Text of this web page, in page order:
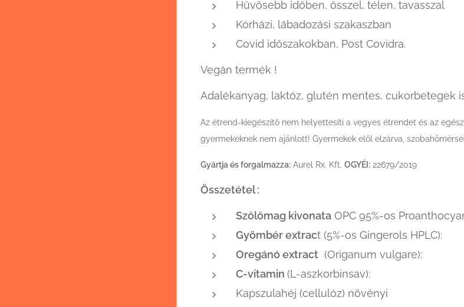
Hűvösebb időben, ősszel, télen, tavasszal
Kórházi, lábadozási szakaszban
Covid időszakokban, Post Covidra.
Vegán termék !
Adalékanyag, laktóz, glutén mentes, cukorbetegek
Az étrend-kiegészítő nem helyettesíti a vegyes étrendet és az
gyermekeknek nem ajánlott! Gyermekek elől elzárva,
Gyártja és forgalmazza: Aurel Rx. Kft. OGYÉI: 22679/2019
Összetétel : 1
Szőlőmag kivonata OPC 95%-os
Gyömbér extract (5%-os
Oregánó extract (Origanum
C-vitamin (L-
Kapszulahéj (cellulóz) növényi